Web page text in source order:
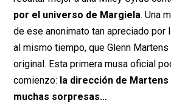
por el universo de Margiela. Una
de ese anonimato tan apreciado por
al mismo tiempo, que Glenn
original. Esta primera musa oficial
comienzo: la dirección de
muchas sorpresas…